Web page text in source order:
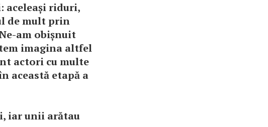
aceleași riduri,
de mult prin
am obișnuit
imagina altfel
actori cu multe
această etapă a
iar unii arătau